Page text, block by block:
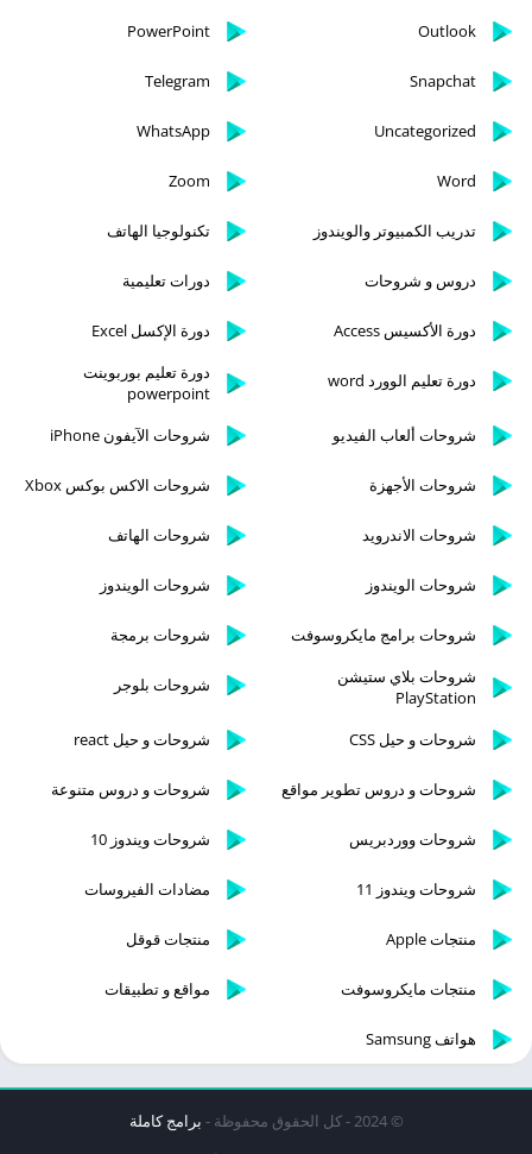
Outlook
PowerPoint
Snapchat
Telegram
Uncategorized
WhatsApp
Word
Zoom
تدريب الكمبيوتر والويندوز تكنولوجيا الهاتف
دروس و شروحات دورات تعليمية
دورة الأكسيس Access دورة الإكسل Excel
دورة تعليم الوورد word
دورة تعليم بوربوينت
powerpoint
شروحات ألعاب الفيديو
شروحات الآيفون iPhone
شروحات الأجهزة شروحات الاكس بوكس Xbox
شروحات الاندرويد شروحات الهاتف
شروحات الويندوز شروحات الويندوز
شروحات برامج مايكروسوفت
شروحات برمجة
شروحات بلاي ستيشن
PlayStation
شروحات بلوجر
شروحات و حيل CSS شروحات و حيل react
شروحات و دروس تطوير مواقع شروحات و دروس متنوعة
شروحات ووردبريس شروحات ويندوز 10
شروحات ويندوز 11 مضادات الفيروسات
منتجات Apple منتجات قوقل
منتجات مايكروسوفت مواقع و تطبيقات
هواتف Samsung
© 2024 - كل الحقوق محفوظة - برامج كاملة